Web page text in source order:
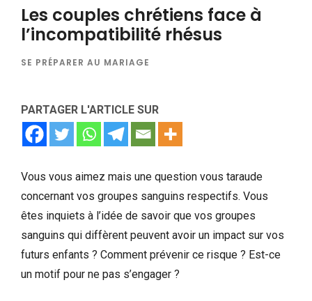
Les couples chrétiens face à
l’incompatibilité rhésus
SE PRÉPARER AU MARIAGE
PARTAGER L'ARTICLE SUR
Vous vous aimez mais une question vous taraude
concernant vos groupes sanguins respectifs. Vous
êtes inquiets à l’idée de savoir que vos groupes
sanguins qui diffèrent peuvent avoir un impact sur vos
futurs enfants ? Comment prévenir ce risque ? Est-ce
un motif pour ne pas s’engager ?